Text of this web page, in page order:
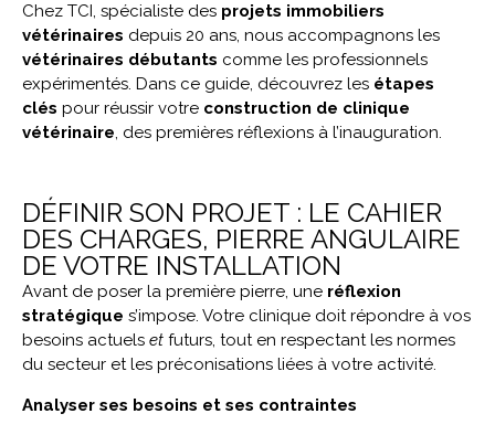
Chez TCI, spécialiste des projets immobiliers
vétérinaires depuis 20 ans, nous accompagnons les
vétérinaires débutants comme les professionnels
expérimentés. Dans ce guide, découvrez les étapes
clés pour réussir votre construction de clinique
vétérinaire, des premières réflexions à l’inauguration.
DÉFINIR SON PROJET : LE CAHIER
DES CHARGES, PIERRE ANGULAIRE
DE VOTRE INSTALLATION
Avant de poser la première pierre, une réflexion
stratégique s’impose. Votre clinique doit répondre à vos
besoins actuels et futurs, tout en respectant les normes
du secteur et les préconisations liées à votre activité.
Analyser ses besoins et ses contraintes